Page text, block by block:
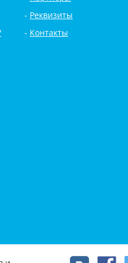
Реквизиты
Контакты